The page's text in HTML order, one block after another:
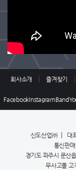
회사소개 즐겨찾기
FacebookInstagramBand
신도산업㈜ 대
통신판
경기도 파주시 문산
무사고몰